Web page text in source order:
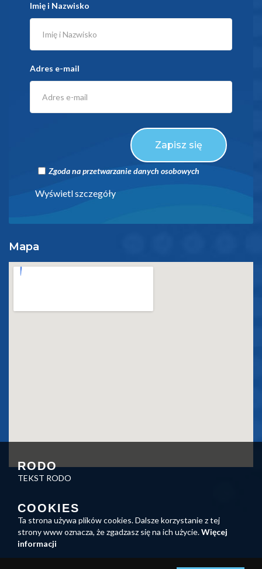
Imię i Nazwisko
Adres e-mail
Zapisz się
Zgoda na przetwarzanie danych osobowych
Wyświetl szczegóły
Mapa
RODO
TEKST RODO
COOKIES
Ta strona używa plików cookies. Dalsze korzystanie z tej
strony www oznacza, że zgadzasz się na ich użycie.Więcej
informacji